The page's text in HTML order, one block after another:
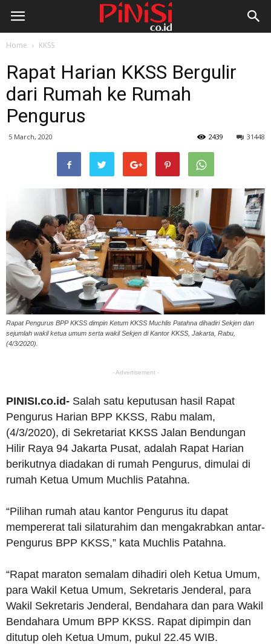
Home KKSS
Rapat Harian KKSS Bergulir
dari Rumah ke Rumah
Pengurus
5 March, 2020 31448
2439
Rapat Pengurus BPP KKSS dimpin Ketum KKSS Muchlis Patahna dihadiri Sekjen dan
sejumlah wakil ketua umum serta wakil Sekjen di Kantor KKSS, Jakarta, Rabu,
(4/3/2020).
- Advertisement -
PINISI.co.id- Salah satu keputusan hasil Rapat
Pengurus Harian BPP KKSS, Rabu malam,
(4/3/2020), di Sekretariat KKSS Jalan Bendungan
Hilir Raya 94 Jakarta Pusat, adalah Rapat Harian
berikutnya diadakan di rumah Pengurus, dimulai di
rumah Ketua Umum Muchlis Patahna.
“Pilihan rumah atau kantor Pengurus itu dapat
mempererat tali silaturahim dan mengakrabkan antar-
Pengurus BPP KKSS,” kata Muchlis Patahna.
“Rapat maraton semalam dihadiri oleh Ketua Umum,
para Wakil Ketua Umum, Sekretaris Jenderal, para
Wakil Sekretaris Jenderal, Bendahara dan para Wakil
Bendahara Umum BPP KKSS. Rapat dipimpin dan
ditutup oleh Ketua Umum, pukul 22.45 WIB.